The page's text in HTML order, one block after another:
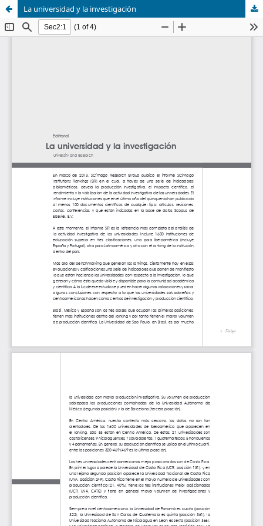
La universidad y la investigación